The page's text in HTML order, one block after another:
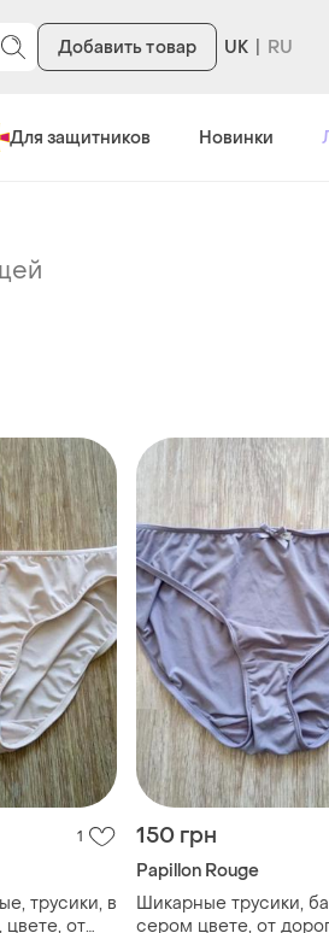
Добавить товар UK
Для защитников Новинки
1
трусики, в
от
150 грн
Papillon Rouge
Шикарные трусики,
сером цвете, от